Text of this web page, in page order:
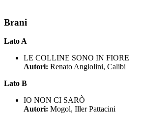
Brani
Lato A
LE COLLINE SONO IN FIORE
Autori: Renato Angiolini, Calibi
Lato B
IO NON CI SARÒ
Autori: Mogol, Iller Pattacini